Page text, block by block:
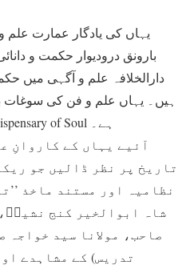
یہاں کی یادگار عمارت
بارونق درودیوار حکمت و
دارالخلافہ علم و آگہی میں
ہیں۔ یہاں علم و فن کی سوغات
کتب خانہ روحانی شفاخانہ Dispensary of Soul ہے۔
آئیے یہاں کے کاروانِ
تاریخ پر نظر ڈالیں جو
نظامیہ اور مستند ماخذ
شاہ ابوالخیر کنج نشینؒ،
صاحب، مولانا سید
تدریس) کے مشاہدے